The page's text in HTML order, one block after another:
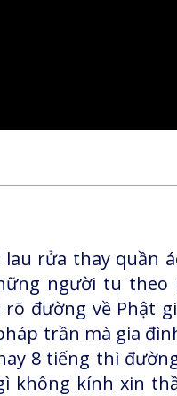
rửa thay quần
người tu
đường về Phật
trần mà gia
8 tiếng thì
không kính xin